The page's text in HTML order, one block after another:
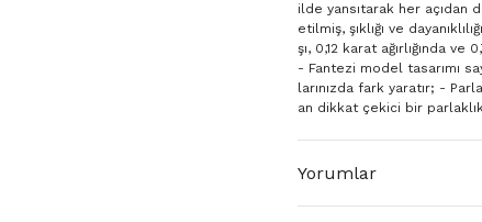
ilde yansıtarak her açıdan
etilmiş, şıklığı ve
şı, 0,12 karat ağırlığında
- Fantezi model tasarımı
larınızda fark yaratır; -
an dikkat çekici bir
Yorumlar